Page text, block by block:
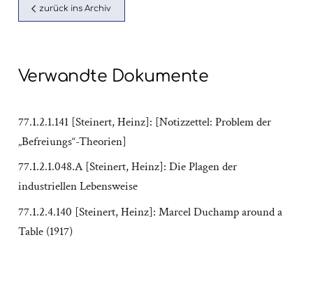
zurück ins Archiv
Verwandte Dokumente
77.1.2.1.141 [Steinert, Heinz]: [Notizzettel: Problem der
„Befreiungs“-Theorien]
77.1.2.1.048.A [Steinert, Heinz]: Die Plagen der
industriellen Lebensweise
77.1.2.4.140 [Steinert, Heinz]: Marcel Duchamp around a
Table (1917)